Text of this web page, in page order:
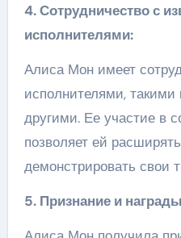
4. Сотрудничество с
исполнителями:
Алиса Мон имеет
исполнителями, такими
другими. Ее участие в
позволяет ей
демонстрировать свои
5. Признание и